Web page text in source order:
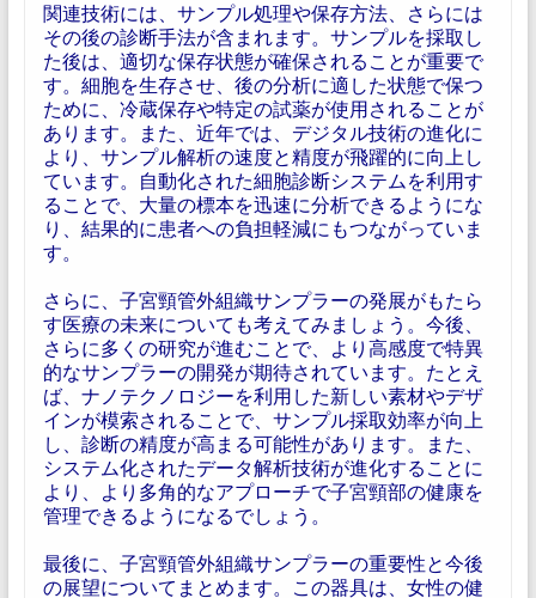
関連技術には、サンプル処理や保存方法、さらには
その後の診断手法が含まれます。サンプルを採取し
た後は、適切な保存状態が確保されることが重要で
す。細胞を生存させ、後の分析に適した状態で保つ
ために、冷蔵保存や特定の試薬が使用されることが
あります。また、近年では、デジタル技術の進化に
より、サンプル解析の速度と精度が飛躍的に向上し
ています。自動化された細胞診断システムを利用す
ることで、大量の標本を迅速に分析できるようにな
り、結果的に患者への負担軽減にもつながっていま
す。
さらに、子宮頸管外組織サンプラーの発展がもたら
す医療の未来についても考えてみましょう。今後、
さらに多くの研究が進むことで、より高感度で特異
的なサンプラーの開発が期待されています。たとえ
ば、ナノテクノロジーを利用した新しい素材やデザ
インが模索されることで、サンプル採取効率が向上
し、診断の精度が高まる可能性があります。また、
システム化されたデータ解析技術が進化することに
より、より多角的なアプローチで子宮頸部の健康を
管理できるようになるでしょう。
最後に、子宮頸管外組織サンプラーの重要性と今後
の展望についてまとめます。この器具は、女性の健